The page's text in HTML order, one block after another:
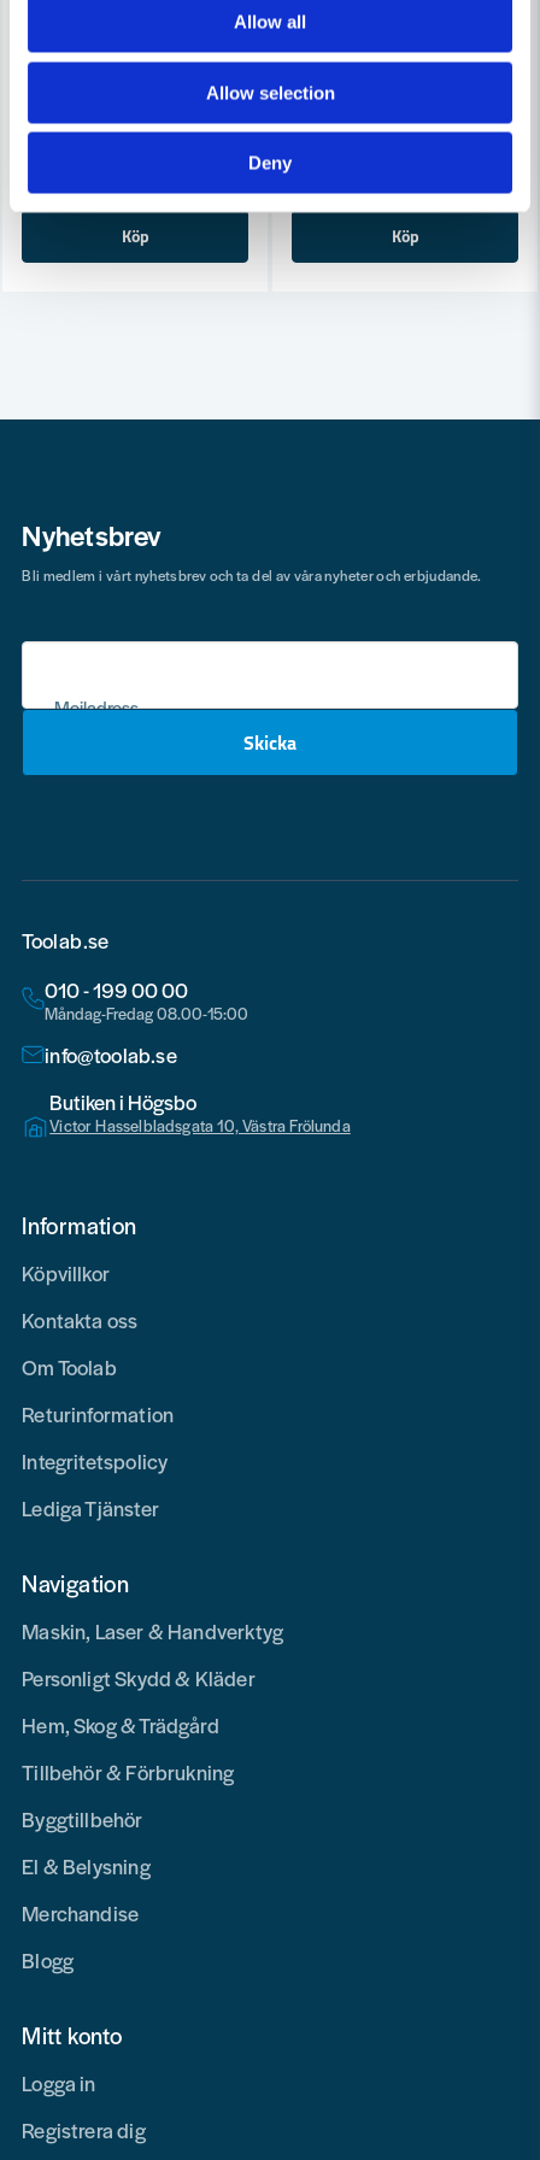
Allow all
Allow selection
Deny
Cobolt Skivnotfräs L=10 F=11mm
679 kr
633 kr
3-7 arbetsdagar
Köp
Cobolt Skivnotfräs L=10,
679 kr
633 kr
3-7 arbetsdagar
Köp
Nyhetsbrev
Mejladress
Skicka
Bli medlem i vårt nyhetsbrev och ta del av våra nyheter och erbjudande.
Toolab.se
010 - 199 00 00
Måndag-Fredag 08.00-15:00
info@toolab.se
Butiken i Högsbo
Victor Hasselbladsgata 10, Västra Frölunda
Information
Köpvillkor
Kontakta oss
Om Toolab
Returinformation
Integritetspolicy
Lediga Tjänster
Navigation
Maskin, Laser & Handverktyg
Personligt Skydd & Kläder
Hem, Skog & Trädgård
Tillbehör & Förbrukning
Byggtillbehör
El & Belysning
Merchandise
Blogg
Mitt konto
Logga in
Registrera dig